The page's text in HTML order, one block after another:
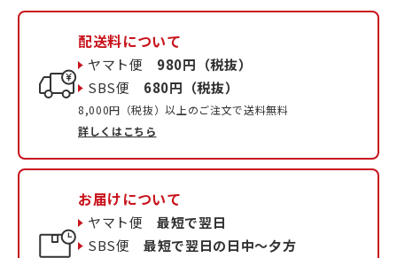
配送料について
ヤマト便 980円（税抜）
SBS便 680円（税抜）
8,000円（税抜）以上のご注文で送料無料
詳しくはこちら
お届けについて
ヤマト便最短で翌日
SBS便最短で翌日の日中〜夕方